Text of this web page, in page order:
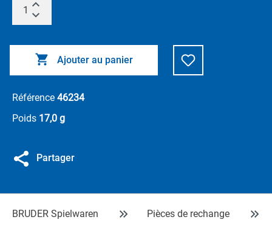
Ajouter au panier
Référence 46234
Poids 17,0 g
Partager
BRUDER Spielwaren Pièces de rechange